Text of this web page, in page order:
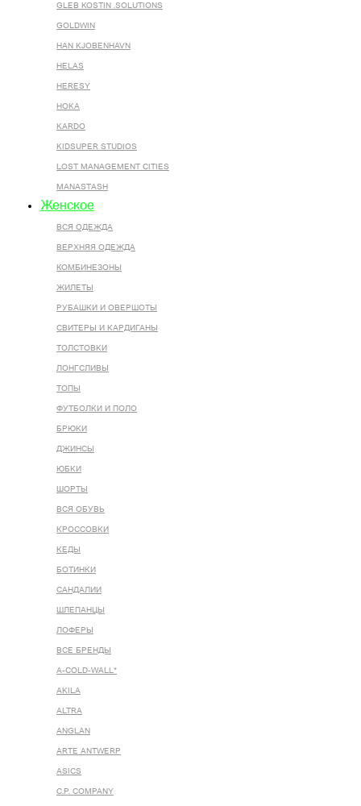
GLEB KOSTIN .SOLUTIONS
GOLDWIN
HAN KJOBENHAVN
HELAS
HERESY
HOKA
KARDO
KIDSUPER STUDIOS
LOST MANAGEMENT CITIES
MANASTASH
Женское
ВСЯ ОДЕЖДА
ВЕРХНЯЯ ОДЕЖДА
КОМБИНЕЗОНЫ
ЖИЛЕТЫ
РУБАШКИ И ОВЕРШОТЫ
СВИТЕРЫ И КАРДИГАНЫ
ТОЛСТОВКИ
ЛОНГСЛИВЫ
ТОПЫ
ФУТБОЛКИ И ПОЛО
БРЮКИ
ДЖИНСЫ
ЮБКИ
ШОРТЫ
ВСЯ ОБУВЬ
КРОССОВКИ
КЕДЫ
БОТИНКИ
САНДАЛИИ
ШЛЕПАНЦЫ
ЛОФЕРЫ
ВСЕ БРЕНДЫ
A-COLD-WALL*
AKILA
ALTRA
ANGLAN
ARTE ANTWERP
ASICS
C.P. COMPANY